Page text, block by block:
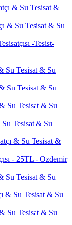
& Su Tesisat &
& Su Tesisat & Su
-Tesist-
Su Tesisat & Su
Su Tesisat & Su
Su Tesisat & Su
Su Tesisat & Su
& Su Tesisat &
- 25TL - Ozdemir
Su Tesisat & Su
& Su Tesisat & Su
Su Tesisat & Su